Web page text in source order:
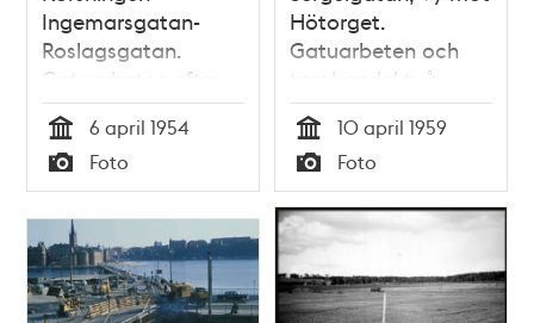
Ingemarsgatan-
Roslagsgatan.
Gatuarbeten efter
översvämning.
Huvudventilen i
Vanadislundens
vattenreservoar
gick sönder och
åtta miljoner liter
vatten forsade ner
för berget
Tid
6 april 1954
Typ
Foto
Hötorget.
Gatuarbeten och
torghandel två
dagar innan
invigningen av den
första färdigbyggda
hötorgsskrapan
Tid
10 april 1959
Typ
Foto